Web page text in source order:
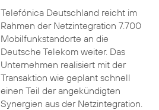
Telefónica Deutschland reicht im
Rahmen der Netzintegration 7.700
Mobilfunkstandorte an die
Deutsche Telekom weiter. Das
Unternehmen realisiert mit der
Transaktion wie geplant schnell
einen Teil der angekündigten
Synergien aus der Netzintegration.